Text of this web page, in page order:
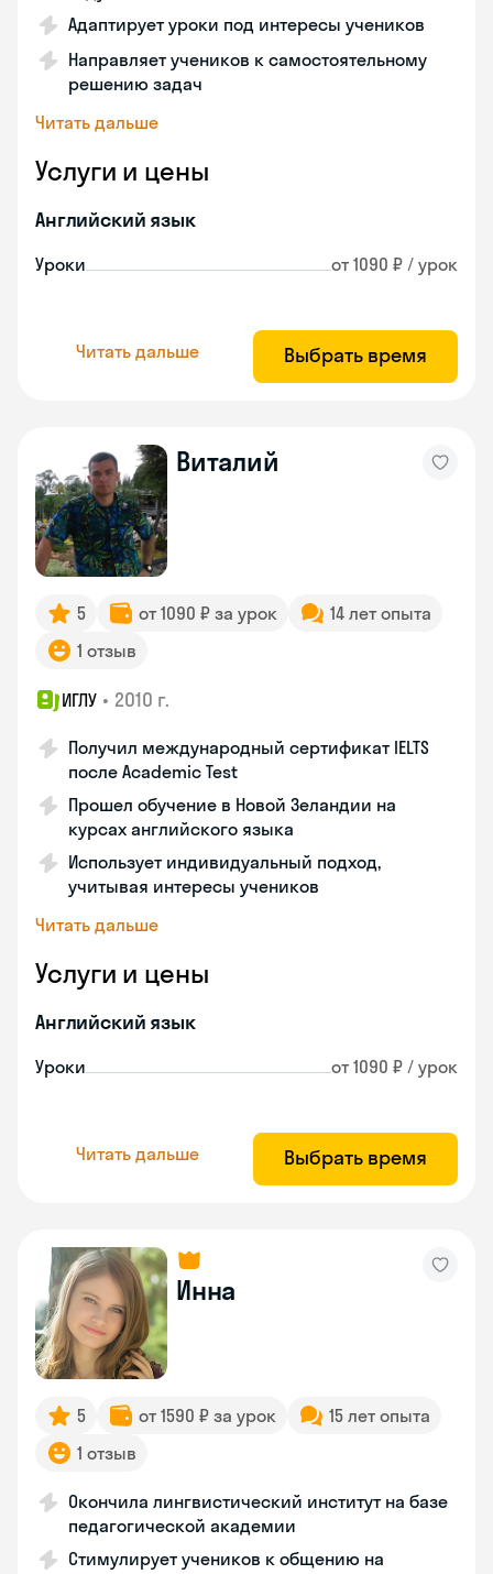
Адаптирует уроки под интересы учеников
Направляет учеников к самостоятельному
решению задач
Читать дальше
Услуги и цены
Английский язык
Уроки от 1090 ₽ / урок
Читать дальше Выбрать время
Виталий
5 от 1090 ₽ за урок
14 лет опыта
1 отзыв
ИГЛУ • 2010 г.
Получил международный сертификат IELTS
после Academic Test
Прошел обучение в Новой Зеландии на
курсах английского языка
Использует индивидуальный подход,
учитывая интересы учеников
Читать дальше
Услуги и цены
Английский язык
Уроки от 1090 ₽ / урок
Читать дальше Выбрать время
Инна
5 от 1590 ₽ за урок
15 лет опыта
1 отзыв
Окончила лингвистический институт на базе
педагогической академии
Стимулирует учеников к общению на